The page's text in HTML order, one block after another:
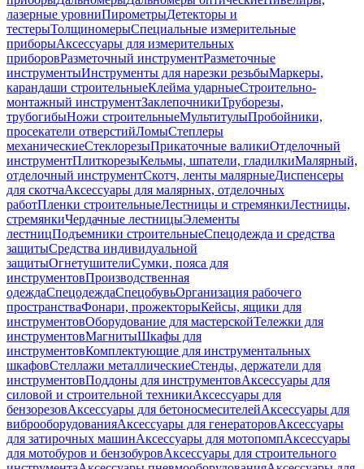
лазерные уровниПирометрыДетекторы и
тестерыТолщиномерыСпециальные измерительные
приборыАксессуары для измерительных
приборовРазметочный инструментРазметочные
инструментыИнструменты для нарезки резьбыМаркеры,
карандаши строительныеКлейма ударныеСтроительно-
монтажный инструментЗаклепочникиТруборезы,
трубогибыНожи строительныеМультитулыПробойники,
просекатели отверстийЛомыСтеплеры
механическиеСтеклорезыПрикаточные валикиОтделочный
инструментПлиткорезыКельмы, шпатели, гладилкиМалярный,
отделочный инструментСкотч, ленты малярныеДиспенсеры
для скотчаАксессуары для малярных, отделочных
работПленки строительныеЛестницы и стремянкиЛестницы,
стремянкиЧердачные лестницыЭлементы
лестницПодъемники строительныеСпецодежда и средства
защитыСредства индивидуальной
защитыОгнетушителиСумки, пояса для
инструментовПроизводственная
одеждаСпецодеждаСпецобувьОрганизация рабочего
пространстваФонари, прожекторыКейсы, ящики для
инструментовОборудование для мастерскойТележки для
инструментовМагнитыШкафы для
инструментовКомплектующие для инструментальных
шкафовСтеллажи металлическиеСтенды, держатели для
инструментовПоддоны для инструментовАксессуары для
силовой и строительной техникиАксессуары для
бензорезовАксессуары для бетоносмесителейАксессуары для
виброоборудованияАксессуары для генераторовАксессуары
для затирочных машинАксессуары для мотопомпАксессуары
для мотобуров и бензобуровАксессуары для строительного